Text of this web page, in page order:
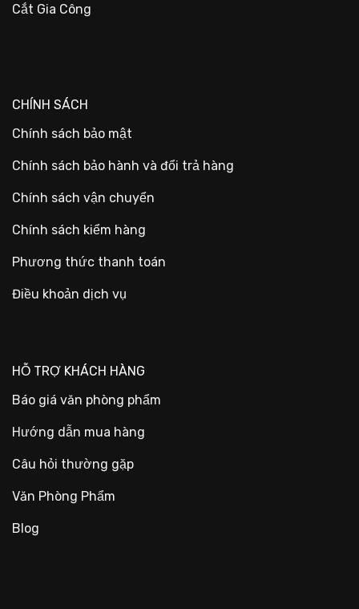
Cắt Gia Công
CHÍNH SÁCH
Chính sách bảo mật
Chính sách bảo hành và đổi trả hàng
Chính sách vận chuyển
Chính sách kiểm hàng
Phương thức thanh toán
Điều khoản dịch vụ
HỖ TRỢ KHÁCH HÀNG
Báo giá văn phòng phẩm
Hướng dẫn mua hàng
Câu hỏi thường gặp
Văn Phòng Phẩm
Blog